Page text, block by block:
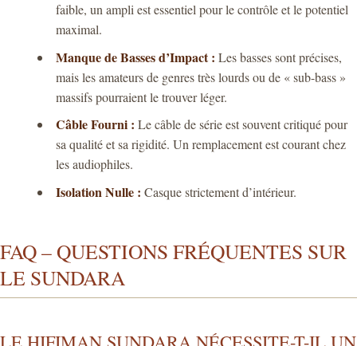
faible, un ampli est essentiel pour le contrôle et le potentiel
maximal.
Manque de Basses d’Impact : Les basses sont précises,
mais les amateurs de genres très lourds ou de « sub-bass »
massifs pourraient le trouver léger.
Câble Fourni : Le câble de série est souvent critiqué pour
sa qualité et sa rigidité. Un remplacement est courant chez
les audiophiles.
Isolation Nulle : Casque strictement d’intérieur.
FAQ – QUESTIONS FRÉQUENTES SUR
LE SUNDARA
LE HIFIMAN SUNDARA NÉCESSITE-T-IL UN